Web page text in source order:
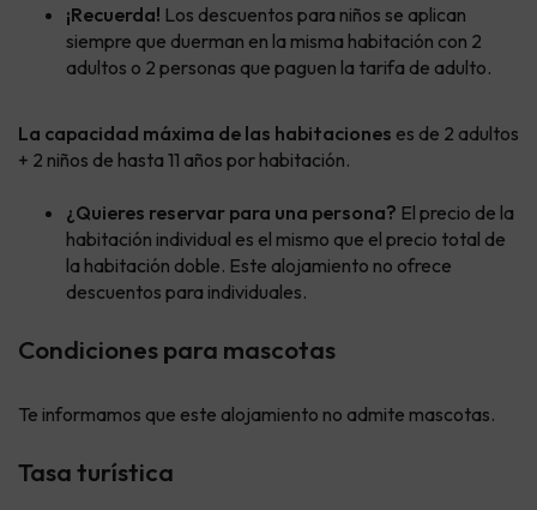
¡Recuerda! Los descuentos para niños se aplican
siempre que duerman en la misma habitación con 2
adultos o 2 personas que paguen la tarifa de adulto.
La capacidad máxima de las habitaciones es de 2 adultos
+ 2 niños de hasta 11 años por habitación.
¿Quieres reservar para una persona? El precio de la
habitación individual es el mismo que el precio total de
la habitación doble. Este alojamiento no ofrece
descuentos para individuales.
Condiciones para mascotas
Te informamos que este alojamiento no admite mascotas.
Tasa turística